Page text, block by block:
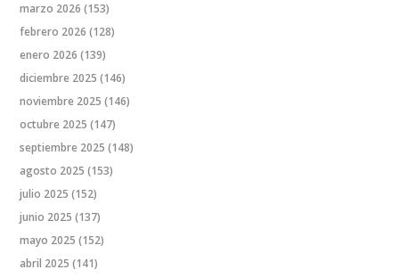
marzo 2026 (153)
febrero 2026 (128)
enero 2026 (139)
diciembre 2025 (146)
noviembre 2025 (146)
octubre 2025 (147)
septiembre 2025 (148)
agosto 2025 (153)
julio 2025 (152)
junio 2025 (137)
mayo 2025 (152)
abril 2025 (141)